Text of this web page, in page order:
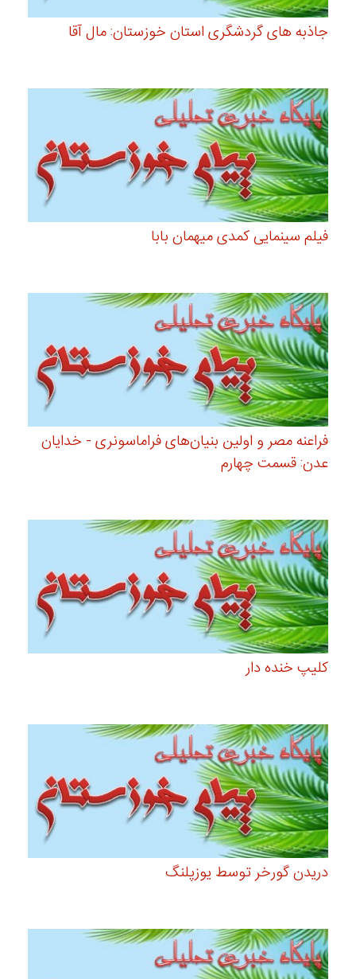
جاذبه های گردشگری استان خوزستان: مال آقا
فیلم سینمایی کمدی میهمان بابا
فراعنه مصر و اولین بنیان‌های فراماسونری - خدایان
عدن: قسمت چهارم
کلیپ خنده دار
دریدن گورخر توسط یوزپلنگ